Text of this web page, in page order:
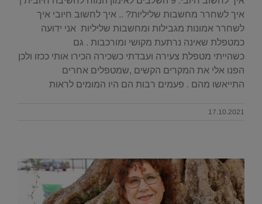
איך לשחרר מחשבות שליליות? .. איך לחשוב חיובי איך
לשחרר אמונות מגבילות ומחשבות שליליות אני ידועה
כמטפלת שאינה נרתעת מקושי ומורכבות . גם
כשהייתי מטפלת צעירה ועבדתי כשכירה הכירו אותי ככזו ולכן
הפנו אלי את המקרים הקשים ,שמטפלים אחרים
התייאשו מהם . פעמים רבות הם היו המומים לראות
17.10.2021